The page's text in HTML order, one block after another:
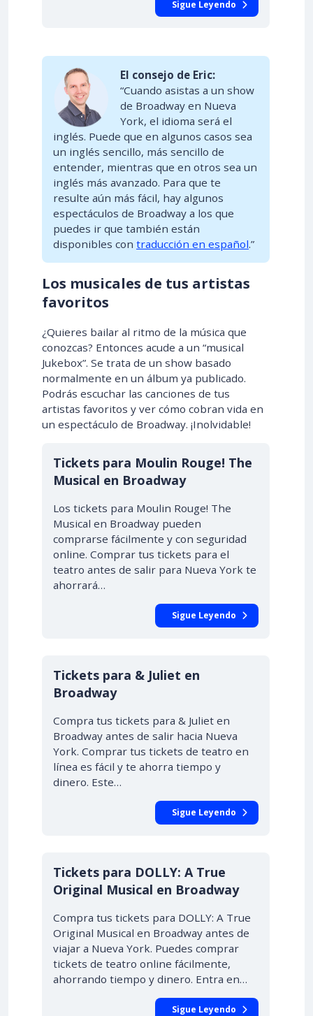
Sigue Leyendo
El consejo de Eric:
“Cuando asistas a un show
de Broadway en Nueva
York, el idioma será el
inglés. Puede que en algunos casos sea
un inglés sencillo, más sencillo de
entender, mientras que en otros sea un
inglés más avanzado. Para que te
resulte aún más fácil, hay algunos
espectáculos de Broadway a los que
puedes ir que también están
disponibles con traducción en español.”
Los musicales de tus artistas
favoritos
¿Quieres bailar al ritmo de la música que
conozcas? Entonces acude a un “musical
Jukebox”. Se trata de un show basado
normalmente en un álbum ya publicado.
Podrás escuchar las canciones de tus
artistas favoritos y ver cómo cobran vida en
un espectáculo de Broadway. ¡Inolvidable!
Tickets para Moulin Rouge! The
Musical en Broadway
Los tickets para Moulin Rouge! The
Musical en Broadway pueden
comprarse fácilmente y con seguridad
online. Comprar tus tickets para el
teatro antes de salir para Nueva York te
ahorrará…
Sigue Leyendo
Tickets para & Juliet en
Broadway
Compra tus tickets para & Juliet en
Broadway antes de salir hacia Nueva
York. Comprar tus tickets de teatro en
línea es fácil y te ahorra tiempo y
dinero. Este…
Sigue Leyendo
Tickets para DOLLY: A True
Original Musical en Broadway
Compra tus tickets para DOLLY: A True
Original Musical en Broadway antes de
viajar a Nueva York. Puedes comprar
tickets de teatro online fácilmente,
ahorrando tiempo y dinero. Entra en…
Sigue Leyendo